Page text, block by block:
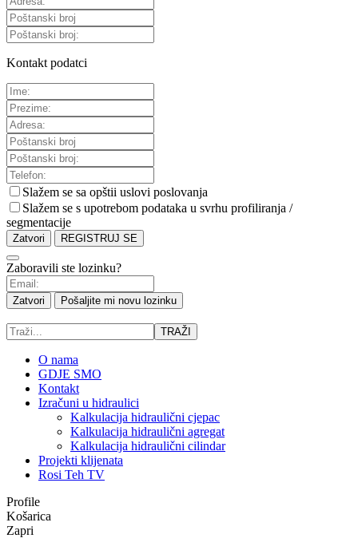
Kontakt podatci
Slažem se sa opštii uslovi poslovanja
Slažem se s upotrebom podataka u svrhu profiliranja /
segmentacije
Zatvori REGISTRUJ SE
Zaboravili ste lozinku?
Zatvori Pošaljite mi novu lozinku
TRAŽI
O nama
GDJE SMO
Kontakt
Izračuni u hidraulici
Kalkulacija hidraulični cjepac
Kalkulacija hidraulični agregat
Kalkulacija hidraulični cilindar
Projekti klijenata
Rosi Teh TV
Profile
Košarica
Zapri